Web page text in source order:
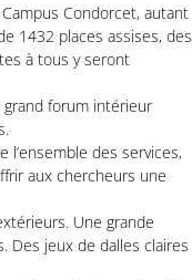
Condorcet, autant
1432 places assises, des
à tous y seront
forum intérieur
des services,
aux chercheurs une
Une grande
Des jeux de dalles claires